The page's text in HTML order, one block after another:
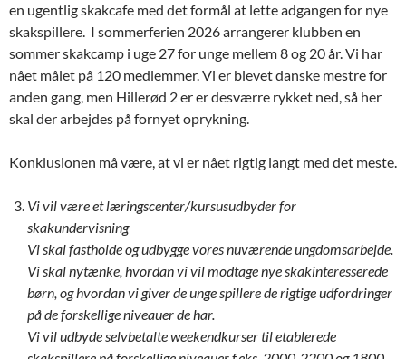
en ugentlig skakcafe med det formål at lette adgangen for nye
skakspillere. I sommerferien 2026 arrangerer klubben en
sommer skakcamp i uge 27 for unge mellem 8 og 20 år. Vi har
nået målet på 120 medlemmer. Vi er blevet danske mestre for
anden gang, men Hillerød 2 er er desværre rykket ned, så her
skal der arbejdes på fornyet oprykning.
Konklusionen må være, at vi er nået rigtig langt med det meste.
Vi vil være et læringscenter/kursusudbyder for
skakundervisning
Vi skal fastholde og udbygge vores nuværende ungdomsarbejde.
Vi skal nytænke, hvordan vi vil modtage nye skakinteresserede
børn, og hvordan vi giver de unge spillere de rigtige udfordringer
på de forskellige niveauer de har.
Vi vil udbyde selvbetalte weekendkurser til etablerede